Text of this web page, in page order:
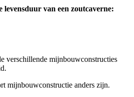
levensduur van een zoutcaverne:
verschillende mijnbouwconstructies
mijnbouwconstructie anders zijn.